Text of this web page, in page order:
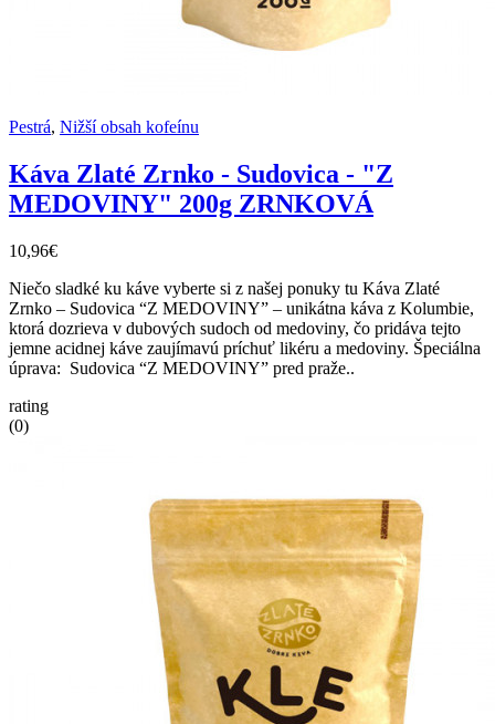
Pestrá, Nižší obsah kofeínu
Káva Zlaté Zrnko - Sudovica - "Z
MEDOVINY" 200g ZRNKOVÁ
10,96€
Niečo sladké ku káve vyberte si z našej ponuky tu Káva Zlaté
Zrnko – Sudovica “Z MEDOVINY” – unikátna káva z Kolumbie,
ktorá dozrieva v dubových sudoch od medoviny, čo pridáva tejto
jemne acidnej káve zaujímavú príchuť likéru a medoviny. Špeciálna
úprava: Sudovica “Z MEDOVINY” pred praže..
rating
(0)